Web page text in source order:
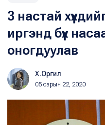
3 настай
иргэнд бүх
оногдуулав
Х.Оргил
05 сарын 22, 2020